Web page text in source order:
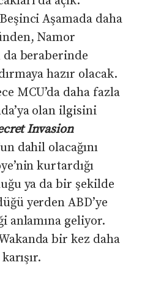
Aşamada daha
Namor
da beraberinde
hazır olacak.
MCU’da daha fazla
olan ilgisini
Invasion
dahil olacağını
kurtardığı
ya da bir şekilde
yerden ABD’ye
anlamına geliyor.
bir kez daha